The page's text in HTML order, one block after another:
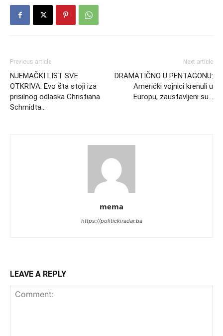
Previous article
NJEMAČKI LIST SVE
OTKRIVA: Evo šta stoji iza
prisilnog odlaska Christiana
Schmidta…
Next article
DRAMATIČNO U PENTAGONU:
Američki vojnici krenuli u
Europu, zaustavljeni su…
mema
https://politickiradar.ba
LEAVE A REPLY